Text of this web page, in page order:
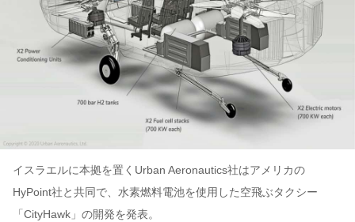
イスラエルに本拠を置くUrban Aeronautics社はアメリカの
HyPoint社と共同で、水素燃料電池を使用した空飛ぶタクシー
「CityHawk」の開発を発表。